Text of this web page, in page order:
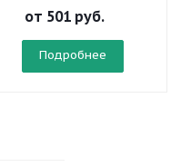
стола ученического
от 501 руб.
Подробнее